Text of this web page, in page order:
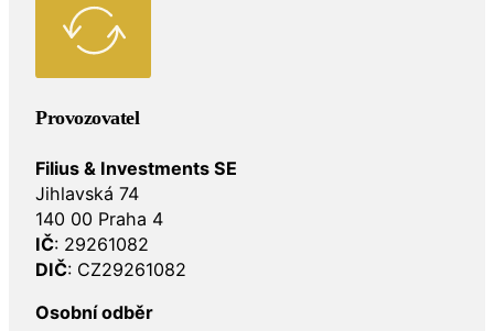
Provozovatel
Filius & Investments SE
Jihlavská 74
140 00 Praha 4
IČ: 29261082
DIČ: CZ29261082
Osobní odběr